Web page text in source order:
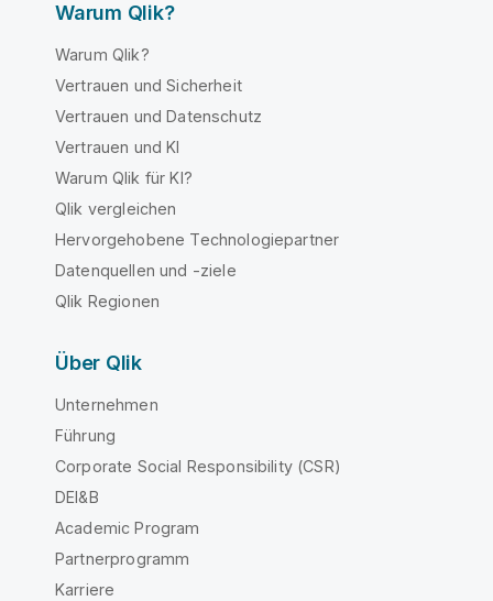
Warum Qlik?
Warum Qlik?
Vertrauen und Sicherheit
Vertrauen und Datenschutz
Vertrauen und KI
Warum Qlik für KI?
Qlik vergleichen
Hervorgehobene Technologiepartner
Datenquellen und -ziele
Qlik Regionen
Über Qlik
Unternehmen
Führung
Corporate Social Responsibility (CSR)
DEI&B
Academic Program
Partnerprogramm
Karriere